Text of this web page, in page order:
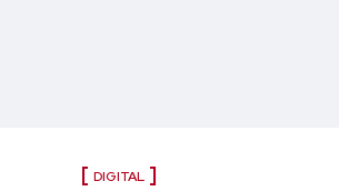
DIGITAL